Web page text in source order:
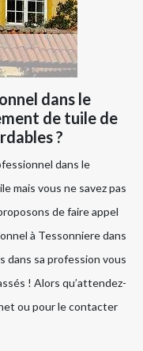
dans le
de tuile de
?
dans le
mais vous ne savez pas
de faire appel
à Tessonniere dans
dans sa profession vous
! Alors qu’attendez-
ou pour le contacter